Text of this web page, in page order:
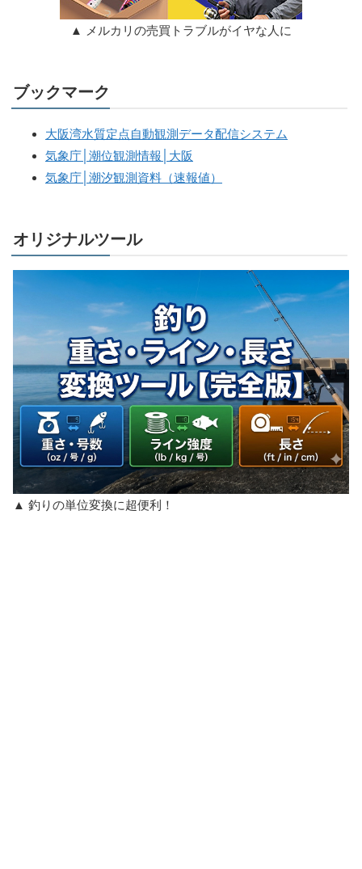
▲ メルカリの売買トラブルがイヤな人に
ブックマーク
大阪湾水質定点自動観測データ配信システム
気象庁│潮位観測情報│大阪
気象庁│潮汐観測資料（速報値）
オリジナルツール
▲ 釣りの単位変換に超便利！